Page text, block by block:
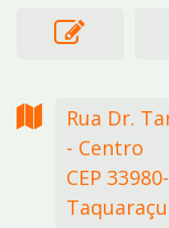
Rua Dr.
- Centro
CEP